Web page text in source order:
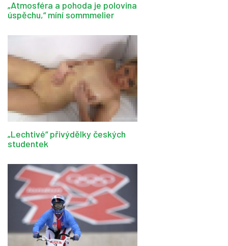
„Atmosféra a pohoda je polovina
úspěchu,“ míní sommmelier
„Lechtivé“ přivýdělky českých
studentek